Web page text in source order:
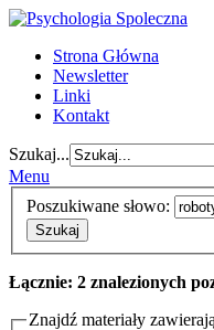
Strona Główna
Newsletter
Linki
Kontakt
Szukaj...
Menu
Poszukiwane słowo:
Szukaj
Łącznie: 2 znalezionych
Znajdź materiały